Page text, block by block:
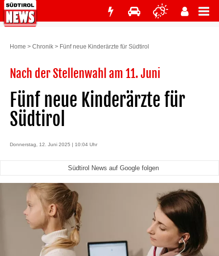
Home > Chronik > Fünf neue Kinderärzte für Südtirol
Nach der Stellenwahl am 11. Juni
Fünf neue Kinderärzte für
Südtirol
Donnerstag, 12. Juni 2025 | 10:04 Uhr
Südtirol News auf Google folgen